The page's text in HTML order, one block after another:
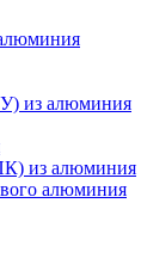
из алюминия
из алюминия
алюминия